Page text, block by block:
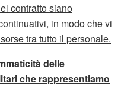
contratto siano
in modo che vi
tra tutto il personale.
delle
che rappresentiamo